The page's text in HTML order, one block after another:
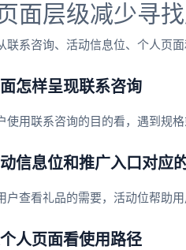
面层级减少寻
联系咨询、活动信息位、个人页
怎样呈现联系咨询
使用联系咨询的目的看，遇到规
信息位和推广入口对应
户查看礼品的需要，活动位帮助
人页面看使用路径